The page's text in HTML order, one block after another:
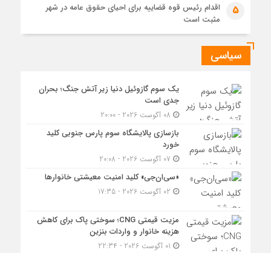
5
اقدام رئیس قوه قضاییه برای احیای حقوق عامه در شهر
مثبت است
سیاسی
یک سوم گازوئیل دنیا زیر آتش جنگ؛ بحران
جدی است
بازسازی پالایشگاه سوم پارس جنوبی کلید
خورد
«سی‌ان‌جی» کلید امنیت معیشتی خانوارها
مزیت قیمتی CNG؛ سوختی پاک برای کاهش
هزینه خانوار و واردات بنزین